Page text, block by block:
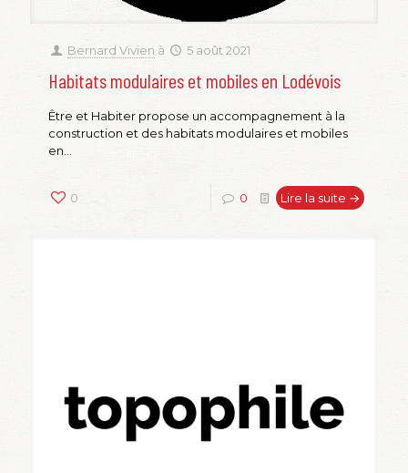
Bernard Vivien à 5 août 2021
Habitats modulaires et mobiles en Lodévois
Être et Habiter propose un accompagnement à la
construction et des habitats modulaires et mobiles
en...
0 0 Lire la suite →